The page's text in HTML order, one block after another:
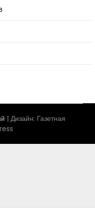
| Дизайн: Газетная